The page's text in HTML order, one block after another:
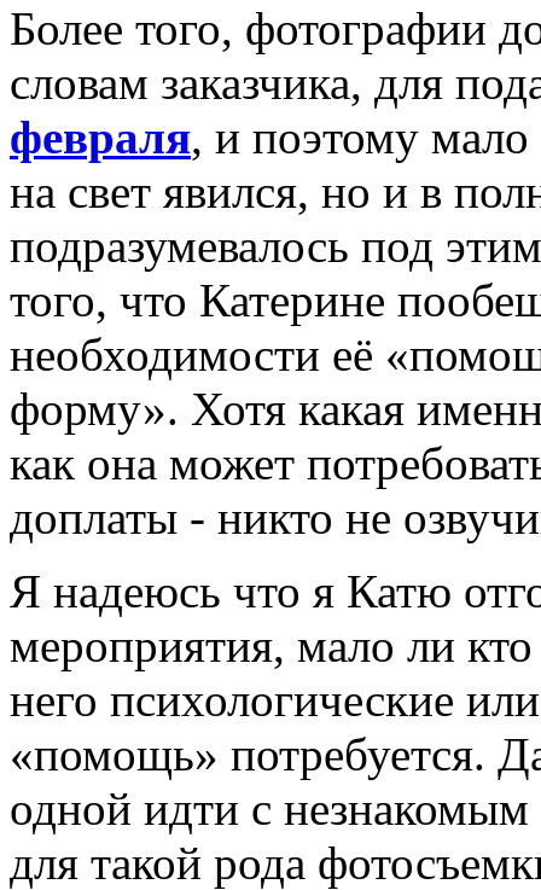
Более того, фотографии
словам заказчика, для
февраля, и поэтому
на свет явился, но и в
подразумевалось под
того, что Катерине
необходимости её
форму». Хотя какая
как она может
доплаты - никто не
Я надеюсь что я Катю
мероприятия, мало ли
него психологические
«помощь» потребуется.
одной идти с незнакомым
для такой рода